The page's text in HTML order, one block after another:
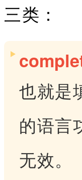
三类：
也就是
的语言
无效。